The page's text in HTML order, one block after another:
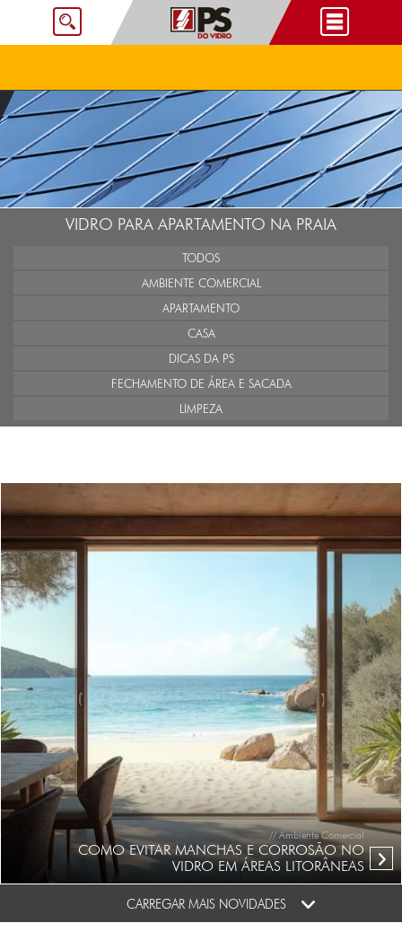
VIDRO PARA APARTAMENTO NA PRAIA
TODOS
AMBIENTE COMERCIAL
APARTAMENTO
CASA
DICAS DA PS
FECHAMENTO DE ÁREA E SACADA
LIMPEZA
// Ambiente Comercial
COMO EVITAR MANCHAS E CORROSÃO NO
VIDRO EM ÁREAS LITORÂNEAS
CARREGAR MAIS NOVIDADES